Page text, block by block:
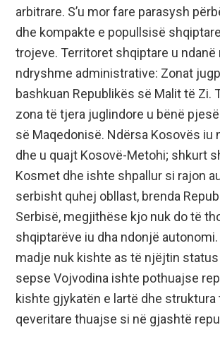
arbitrare. S’u mor fare parasysh
dhe kompakte e popullsisë
trojeve. Territoret shqiptare u ndanë
ndryshme administrative: Zonat
bashkuan Republikës së Malit të Zi.
zona të tjera juglindore u bënë
së Maqedonisë. Ndërsa Kosovës iu
dhe u quajt Kosovë-Metohi; shkurt
Kosmet dhe ishte shpallur si rajon
serbisht quhej obllast, brenda
Serbisë, megjithëse kjo nuk do të
shqiptarëve iu dha ndonjë
madje nuk kishte as të njëjtin
sepse Vojvodina ishte pothuajse
kishte gjykatën e lartë dhe struktura
qeveritare thuajse si në gjashtë